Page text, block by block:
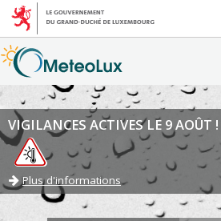
VIGILANCES ACTIVES LE 9 AOÛT !
Plus d'informations